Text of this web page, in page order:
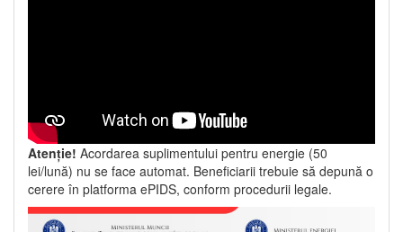
Atenție! Acordarea suplimentului pentru energie (50
lei/lună) nu se face automat. Beneficiarii trebuie să depună o
cerere în platforma ePIDS, conform procedurii legale.